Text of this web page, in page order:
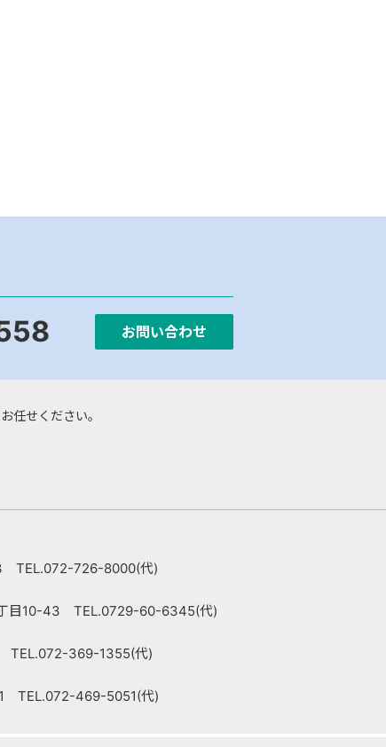
お問い合わせ
任せください。
TEL.072-726-8000(代)
目10-43 TEL.0729-60-6345(代)
TEL.072-369-1355(代)
TEL.072-469-5051(代)